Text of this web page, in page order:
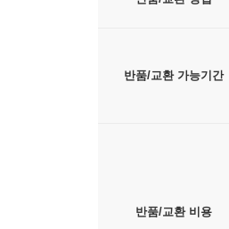
반품/교환 가능기간
반품/교환 비용